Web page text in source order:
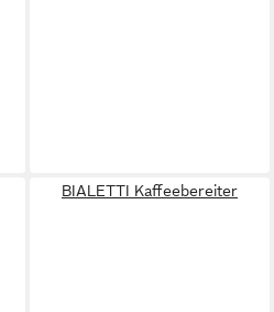
BIALETTI Kaffeebereiter